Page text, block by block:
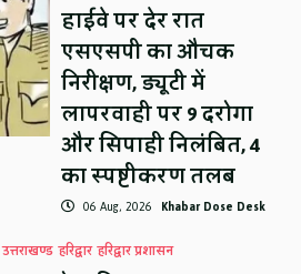
हाईवे पर देर रात
एसएसपी का औचक
निरीक्षण, ड्यूटी में
लापरवाही पर 9 दरोगा
और सिपाही निलंबित, 4
का स्पष्टीकरण तलब
06 Aug, 2026 Khabar Dose Desk
उत्तराखण्ड हरिद्वार हरिद्वार प्रशासन